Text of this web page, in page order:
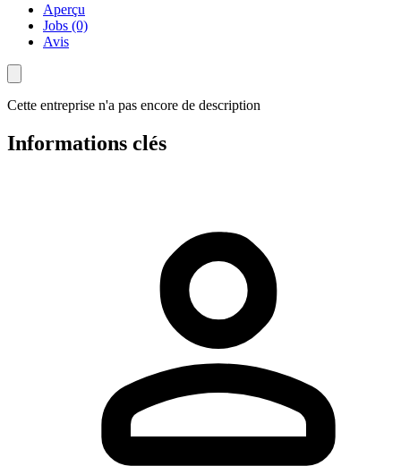
Aperçu
Jobs (0)
Avis
Cette entreprise n'a pas encore de description
Informations clés